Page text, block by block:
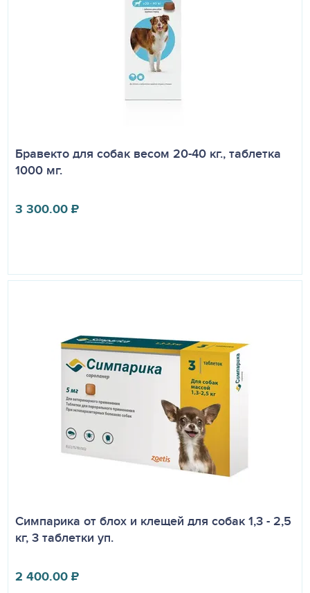
Бравекто для собак весом 20-40 кг., таблетка
1000 мг.
3 300.00₽
Симпарика от блох и клещей для собак 1,3 - 2,5
кг, 3 таблетки уп.
2 400.00₽